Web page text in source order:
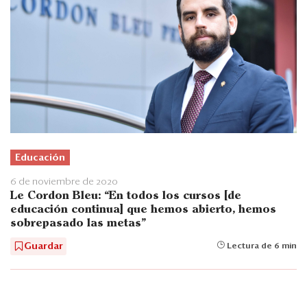
Educación
6 de noviembre de 2020
Le Cordon Bleu: “En todos los cursos [de
educación continua] que hemos abierto, hemos
sobrepasado las metas”
Guardar Lectura de 6 min